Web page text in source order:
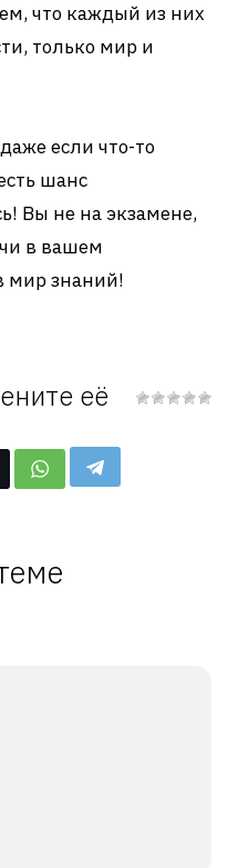
что каждый из них
только мир и
если что-то
шанс
Вы не на экзамене,
в вашем
мир знаний!
её